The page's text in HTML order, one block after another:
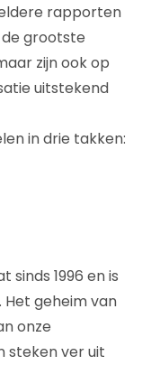
rapporten
grootste
zijn ook op
uitstekend
in drie takken:
sinds 1996 en is
Het geheim van
onze
steken ver uit